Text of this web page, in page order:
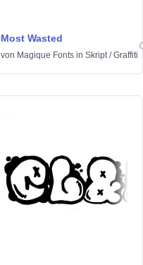
Most Wasted
von Magique Fonts in Skript/Graffiti